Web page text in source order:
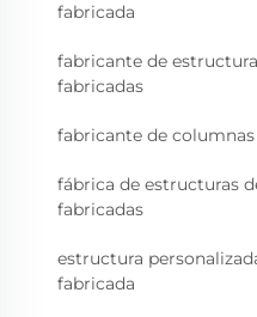
fabricada
fabricante de
fabricadas
fabricante de
fábrica de estructuras
fabricadas
estructura
fabricada